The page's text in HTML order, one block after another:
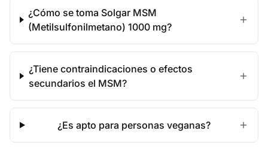
¿Cómo se toma Solgar MSM
(Metilsulfonilmetano) 1000 mg?
¿Tiene contraindicaciones o efectos
secundarios el MSM?
¿Es apto para personas veganas?